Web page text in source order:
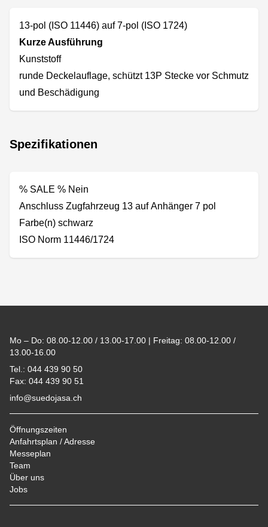
13-pol (ISO 11446) auf 7-pol (ISO 1724)
Kurze Ausführung
Kunststoff
runde Deckelauflage, schützt 13P Stecke vor Schmutz
und Beschädigung
Spezifikationen
% SALE % Nein
Anschluss Zugfahrzeug 13 auf Anhänger 7 pol
Farbe(n) schwarz
ISO Norm 11446/1724
Mo – Do: 08.00-12.00 / 13.00-17.00 | Freitag: 08.00-12.00 /
13.00-16.00
Tel.: 044 439 90 50
Fax: 044 439 90 51
info@suedojasa.ch
Öffnungszeiten
Anfahrtsplan / Adresse
Messeplan
Team
Über uns
Jobs